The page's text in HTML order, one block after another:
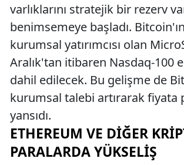
varlıklarını stratejik bir rezerv
benimsemeye başladı.
kurumsal yatırımcısı olan
Aralık'tan itibaren Nasdaq-100
dahil edilecek. Bu gelişme de
kurumsal talebi artırarak fiyata
yansıdı.
ETHEREUM VE DIĞER
PARALARDA YÜKSELIŞ